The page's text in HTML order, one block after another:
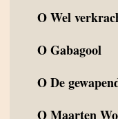
OWel
OGabagool
ODe
OMaarten